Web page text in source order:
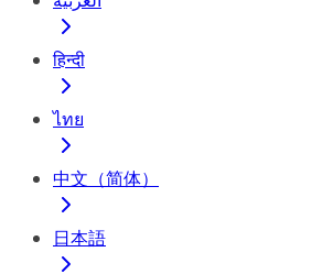
हिन्दी
ไทย
中文（简体）
日本語